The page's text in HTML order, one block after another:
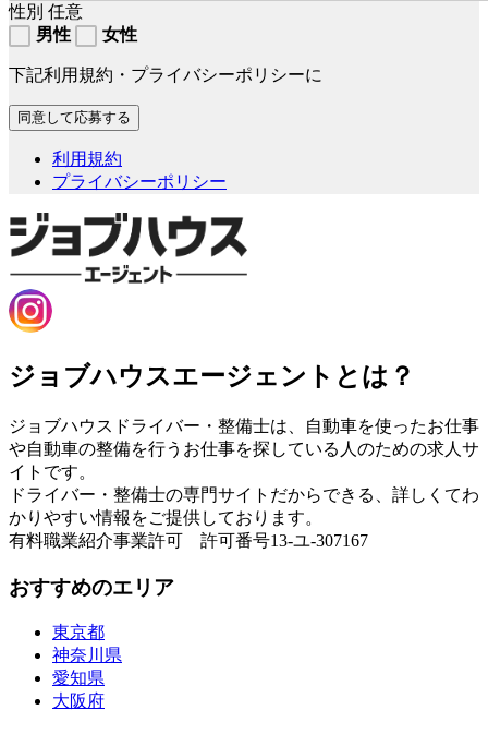
性別 任意
男性
女性
下記利用規約・プライバシーポリシーに
利用規約
プライバシーポリシー
ジョブハウスエージェントとは？
ジョブハウスドライバー・整備士は、自動車を使ったお仕事
や自動車の整備を行うお仕事を探している人のための求人サ
イトです。
ドライバー・整備士の専門サイトだからできる、詳しくてわ
かりやすい情報をご提供しております。
有料職業紹介事業許可 許可番号13-ユ-307167
おすすめのエリア
東京都
神奈川県
愛知県
大阪府